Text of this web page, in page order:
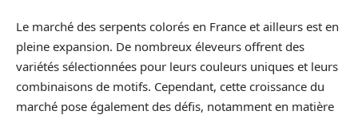
Le marché des serpents colorés en France et ailleurs est en
pleine expansion. De nombreux éleveurs offrent des
variétés sélectionnées pour leurs couleurs uniques et leurs
combinaisons de motifs. Cependant, cette croissance du
marché pose également des défis, notamment en matière